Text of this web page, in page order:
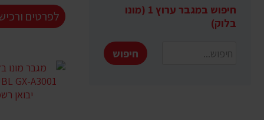
חיפוש במגבר ערוץ 1 (מונו
בלוק)
חיפוש
לפרטים